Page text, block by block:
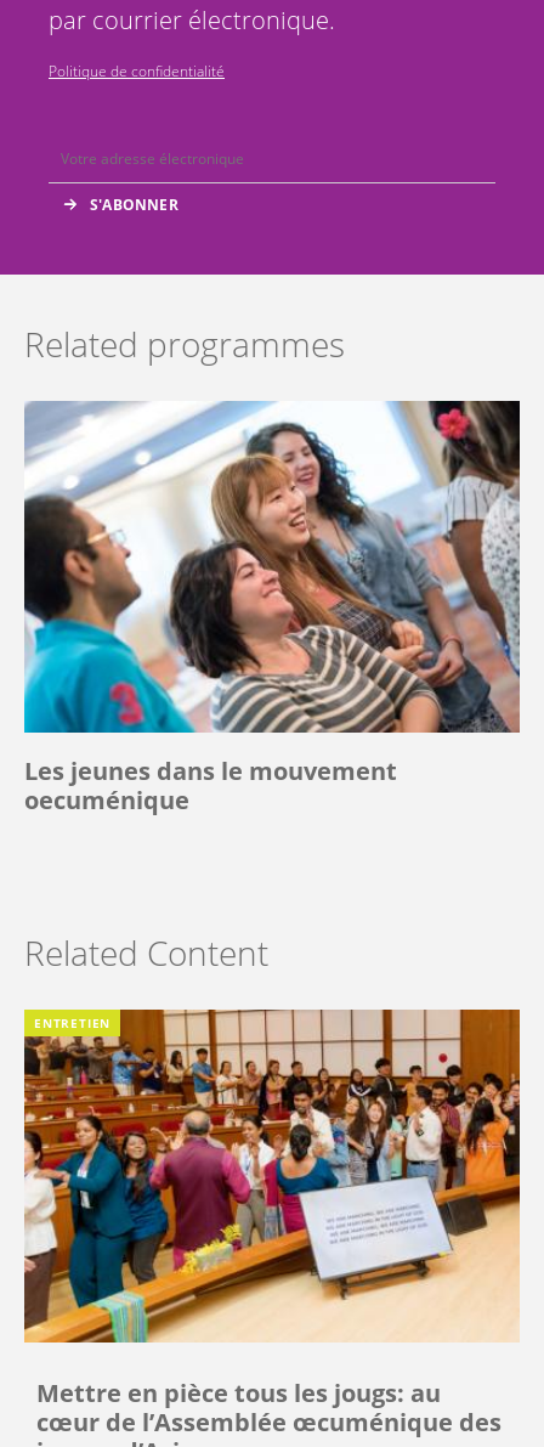
par courrier électronique.
Politique de confidentialité
Related programmes
Les jeunes dans le mouvement
oecuménique
Related Content
ENTRETIEN
Mettre en pièce tous les jougs: au
cœur de l’Assemblée œcuménique des